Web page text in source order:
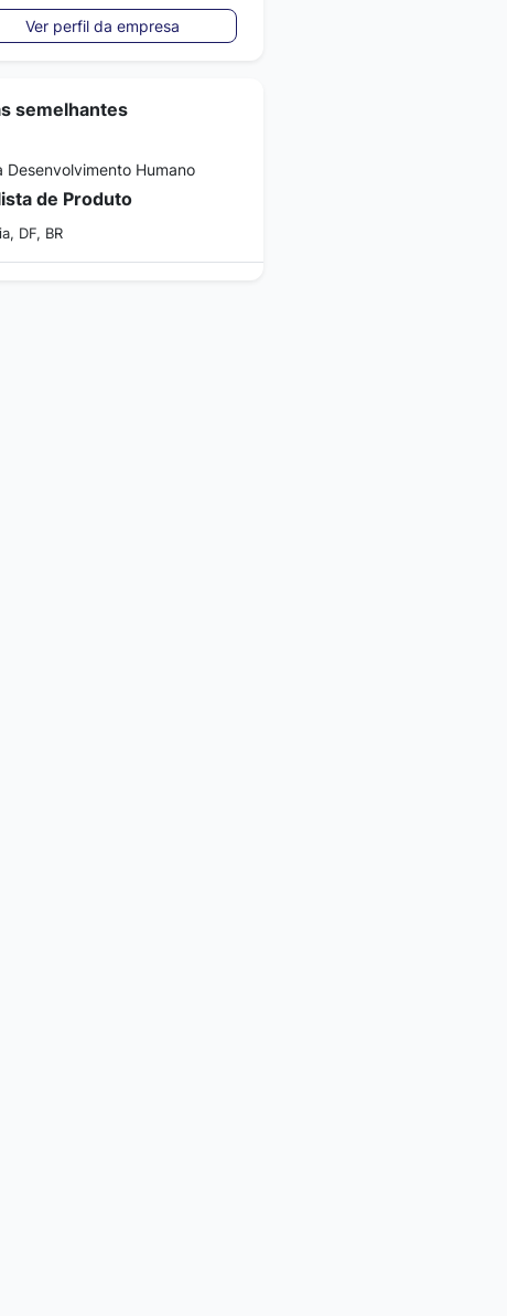
Ver perfil da empresa
semelhantes
Desenvolvimento Humano
de Produto
DF, BR